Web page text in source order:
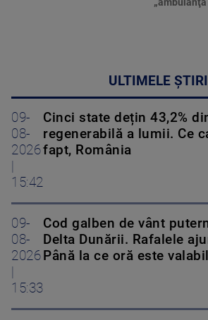
ULTIMELE ȘTIRI
09-
08-
2026
15:42
Cinci state dețin 43,2%
regenerabilă a lumii. Ce
fapt, România
09-
08-
2026
15:33
Cod galben de vânt
Delta Dunării. Rafalele
Până la ce oră este